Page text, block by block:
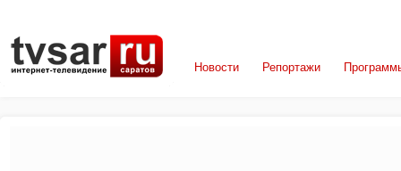
Новости Репортажи